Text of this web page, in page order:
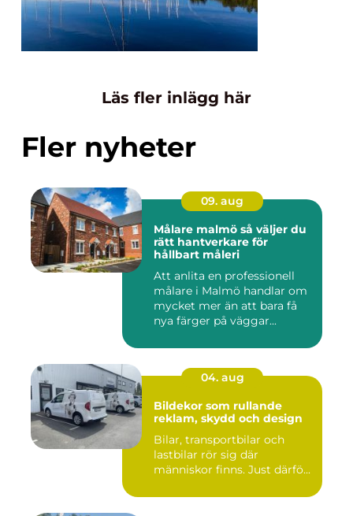
Läs fler inlägg här
Fler nyheter
09. aug
Målare malmö så väljer du
rätt hantverkare för
hållbart måleri
Att anlita en professionell
målare i Malmö handlar om
mycket mer än att bara få
nya färger på väggar...
04. aug
Bildekor som rullande
reklam, skydd och design
Bilar, transportbilar och
lastbilar rör sig där
människor finns. Just därfö...